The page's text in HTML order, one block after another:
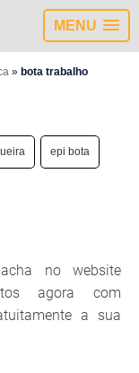
MENU
» bota trabalho
epi bota
no website
agora com
a sua